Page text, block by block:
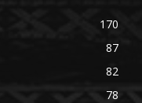
170
87
82
78